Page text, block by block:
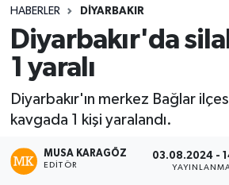
HABERLER DIYARBAKIR
Diyarbakır'da
1 yaralı
Diyarbakır'ın merkez Bağlar
kavgada 1 kişi yaralandı.
MUSA KARAGÖZ
EDITÖR
03.08.2024 -
İstanbul Namaz Vakitleri
İstanbul Trafik Yoğunluk
Tüm Manşetler
Son Dakika Haberleri